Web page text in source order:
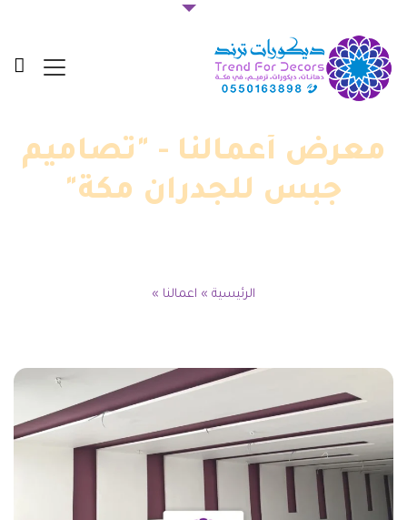
معرض أعمالنا - "تصاميم
جبس للجدران مكة"
الرئيسية » اعمالنا »